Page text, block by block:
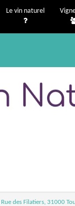
Le vin naturel
des Filatiers, 31000